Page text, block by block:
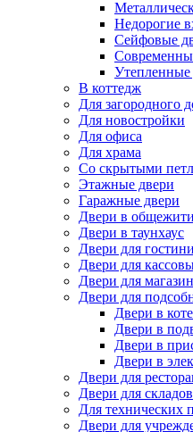
Недорогие
Сейфовые
Утепленные
В коттедж
Для загородного
Для новостройки
Для офиса
Для храма
Со скрытыми
Этажные двери
Гаражные двери
Двери в
Двери в таунхаус
Двери для
Двери для
Двери для
Двери для
Двери в
Двери в
Двери в
Двери в
Двери для
Двери для складов
Для технических
Двери для